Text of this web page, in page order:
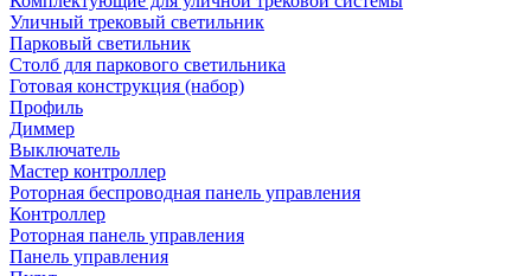
Уличный трековый светильник
Парковый светильник
Столб для паркового светильника
Готовая конструкция (набор)
Профиль
Диммер
Выключатель
Мастер контроллер
Роторная беспроводная панель управления
Контроллер
Роторная панель управления
Панель управления